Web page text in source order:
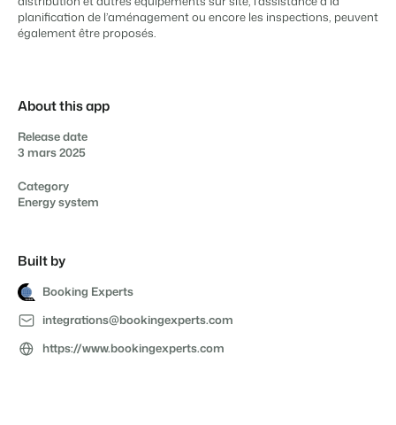
Présentation de Booking Experts
Découvrez les avantages de Booking Experts pour un parc
de vacances
Pour les Groupes
groupe
planification de l’aménagement ou encore les inspections, peuvent
également être proposés.
About this app
Release date
3 mars 2025
Category
Energy system
Built by
Booking Experts
integrations@bookingexperts.com
https://www.bookingexperts.com